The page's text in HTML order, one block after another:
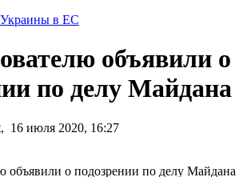
в ЕС
объявили о
по делу Майдана
16 июля 2020, 16:27